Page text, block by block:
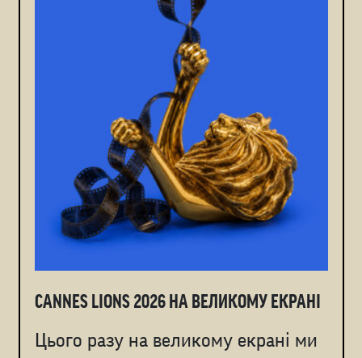
CANNES LIONS 2026 НА ВЕЛИКОМУ ЕКРАНІ
Цього разу на великому екрані ми